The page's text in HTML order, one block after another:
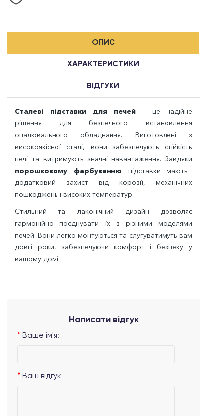
ОПИС
ХАРАКТЕРИСТИКИ
ВІДГУКИ
Сталеві підставки для печей– це надійне
рішення для безпечного встановлення
опалювального обладнання. Виготовлені з
високоякісної сталі, вони забезпечують стійкість
печі та витримують значні навантаження. Завдяки
порошковому фарбуванню підставки мають
додатковий захист від корозії, механічних
пошкоджень і високих температур.
Стильний та лаконічний дизайн дозволяє
гармонійно поєднувати їх з різними моделями
печей. Вони легко монтуються та слугуватимуть вам
довгі роки, забезпечуючи комфорт і безпеку у
вашому домі.
Написати відгук
Ваше ім'я:
Ваш відгук